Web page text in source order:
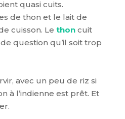
quasi cuits.
de thon et le lait de
cuisson. Le thoncuit
question qu’il soit trop
avec un peu de riz si
à l’indienne est prêt. Et